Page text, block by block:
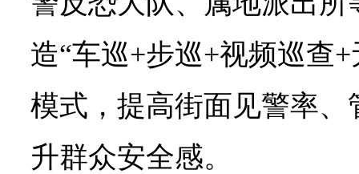
造“车巡+步巡+视频巡查
模式，提高街面见警率
升群众安全感。